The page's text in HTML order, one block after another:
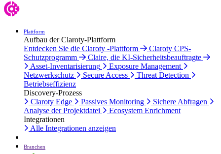
Plattform
Aufbau der Claroty-Plattform
Entdecken Sie die Claroty -Plattform
Claroty CPS-
Schutzprogramm
Claire, die KI-Sicherheitsbeauftragte
Asset-Inventarisierung
Exposure Management
Netzwerkschutz
Secure Access
Threat Detection
Betriebseffizienz
Discovery-Prozess
Claroty Edge
Passives Monitoring
Sichere Abfragen
Analyse der Projektdatei
Ecosystem Enrichment
Integrationen
Alle Integrationen anzeigen
Branchen